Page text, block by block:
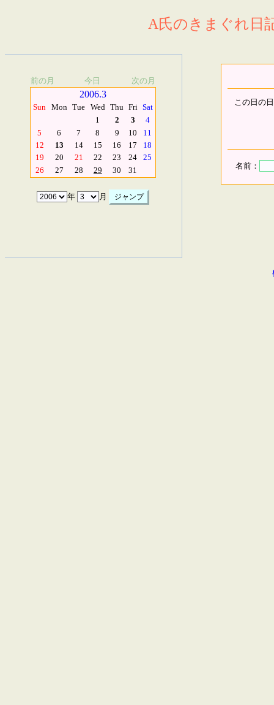
A氏のきまぐれ日
前の月 今日 次の月
2006.3
Sun Mon Tue Wed Thu Fri Sat
1
2 3
4
5
6 7 8 9 10
11
12
13 14 15 16 17
18
19
20 21 22 23 24
25
26
27 28 29 30 31
年 月
この日の
名前：